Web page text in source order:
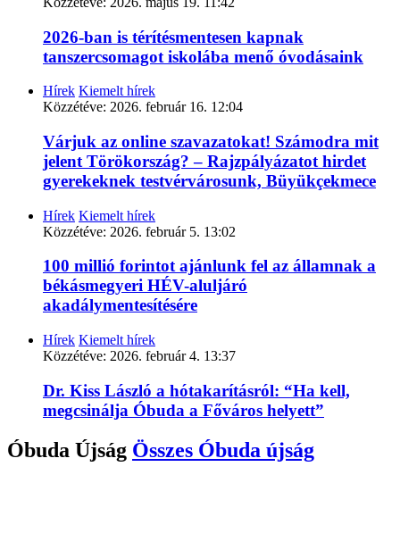
2026-ban is térítésmentesen kapnak
tanszercsomagot iskolába menő óvodásaink
Hírek Kiemelt hírek
Közzétéve: 2026. február 16. 12:04
Várjuk az online szavazatokat! Számodra mit
jelent Törökország? – Rajzpályázatot hirdet
gyerekeknek testvérvárosunk, Büyükçekmece
Hírek Kiemelt hírek
Közzétéve: 2026. február 5. 13:02
100 millió forintot ajánlunk fel az államnak a
békásmegyeri HÉV-aluljáró
akadálymentesítésére
Hírek Kiemelt hírek
Közzétéve: 2026. február 4. 13:37
Dr. Kiss László a hótakarításról: “Ha kell,
megcsinálja Óbuda a Főváros helyett”
Óbuda Újság Összes Óbuda újság